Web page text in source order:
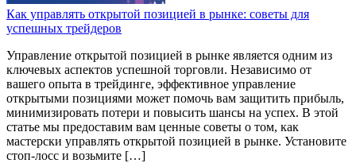
Как управлять открытой позицией в рынке: советы для
успешных трейдеров
Управление открытой позицией в рынке является одним из
ключевых аспектов успешной торговли. Независимо от
вашего опыта в трейдинге, эффективное управление
открытыми позициями может помочь вам защитить прибыль,
минимизировать потери и повысить шансы на успех. В этой
статье мы предоставим вам ценные советы о том, как
мастерски управлять открытой позицией в рынке. Установите
стоп-лосс и возьмите […]